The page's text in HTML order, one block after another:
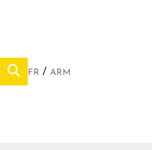
FR ARM